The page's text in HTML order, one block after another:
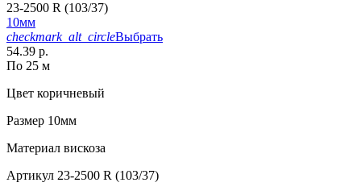
23-2500 R (103/37)
10мм
checkmark_alt_circleВыбрать
54.39 р.
По 25 м
Цвет коричневый
Размер 10мм
Материал вискоза
Артикул 23-2500 R (103/37)